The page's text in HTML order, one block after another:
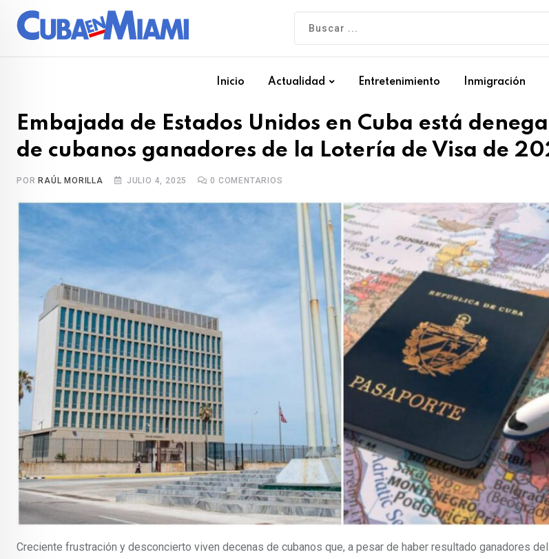
Inicio Actualidad Entretenimiento Inmigración
Embajada de Estados Unidos en Cuba está
de cubanos ganadores de la Lotería de Visa de
POR RAÚL MORILLA JULIO 4, 2025 0 COMENTARIOS
Creciente frustración y desconcierto viven decenas de cubanos que, a pesar de haber resultado ganadores